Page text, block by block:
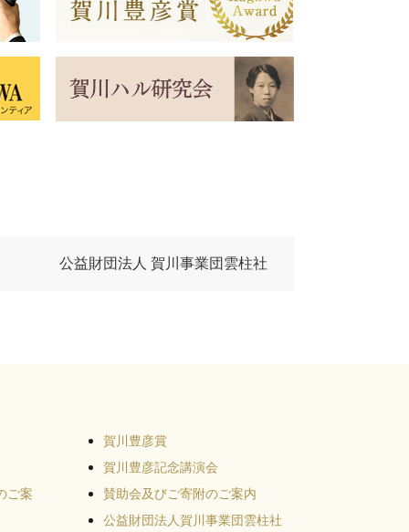
公益財団法人 賀川事業団雲柱社
ご案
賀川豊彦賞
賀川豊彦記念講演会
賛助会及びご寄附のご案内
公益財団法人賀川事業団雲柱社